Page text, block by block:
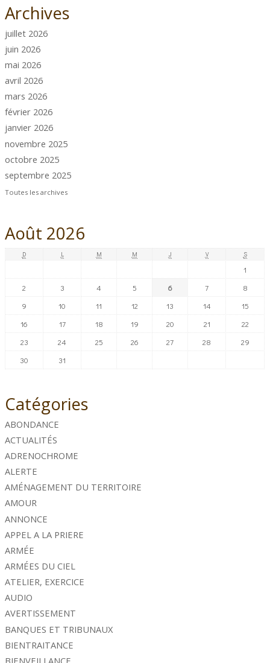
Archives
juillet 2026
juin 2026
mai 2026
avril 2026
mars 2026
février 2026
janvier 2026
novembre 2025
octobre 2025
septembre 2025
Toutes les archives
Août 2026
D L M M J V S
1
2
3 4 5 6 7
8
9
10 11 12 13 14
15
16
17 18 19 20 21
22
23
24 25 26 27 28
29
30
31
Catégories
ABONDANCE
ACTUALITÉS
ADRENOCHROME
ALERTE
AMÉNAGEMENT DU TERRITOIRE
AMOUR
ANNONCE
APPEL A LA PRIERE
ARMÉE
ARMÉES DU CIEL
ATELIER, EXERCICE
AUDIO
AVERTISSEMENT
BANQUES ET TRIBUNAUX
BIENTRAITANCE
BIENVEILLANCE